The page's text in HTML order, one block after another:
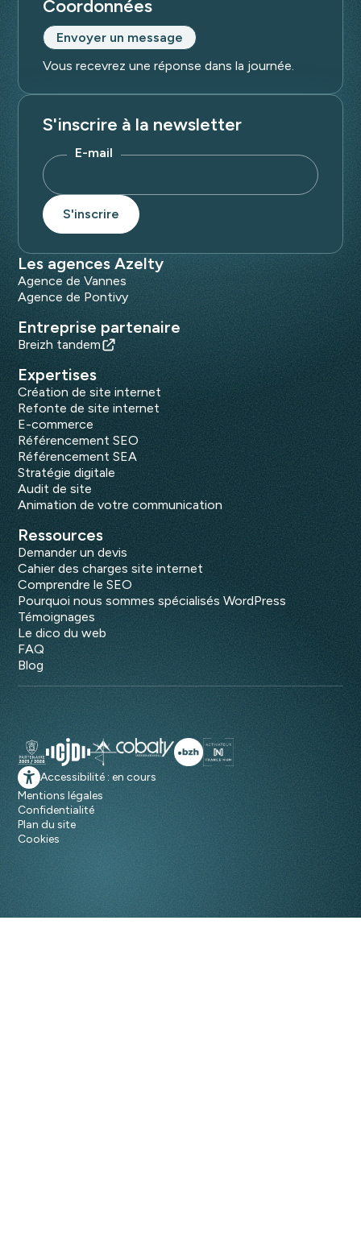
Coordonnées
Envoyer un message
Vous recevrez une réponse dans la journée.
S'inscrire à la newsletter
E-mail
Les agences Azelty
Agence de Vannes
Agence de Pontivy
Entreprise partenaire
Breizh tandem
Expertises
Création de site internet
Refonte de site internet
E-commerce
Référencement SEO
Référencement SEA
Stratégie digitale
Audit de site
Animation de votre communication
Ressources
Demander un devis
Cahier des charges site internet
Comprendre le SEO
Pourquoi nous sommes spécialisés WordPress
Témoignages
Le dico du web
FAQ
Blog
Accessibilité : en cours
Mentions légales
Confidentialité
Plan du site
Cookies